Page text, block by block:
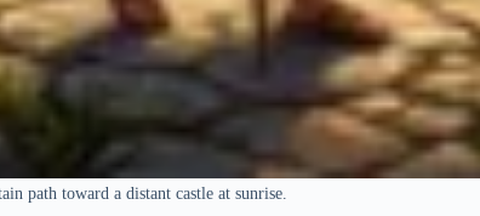
path toward a distant castle at sunrise.